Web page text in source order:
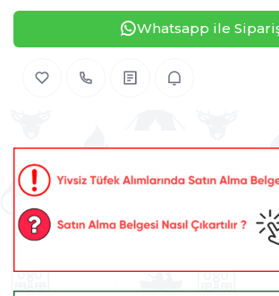
Whatsapp ile